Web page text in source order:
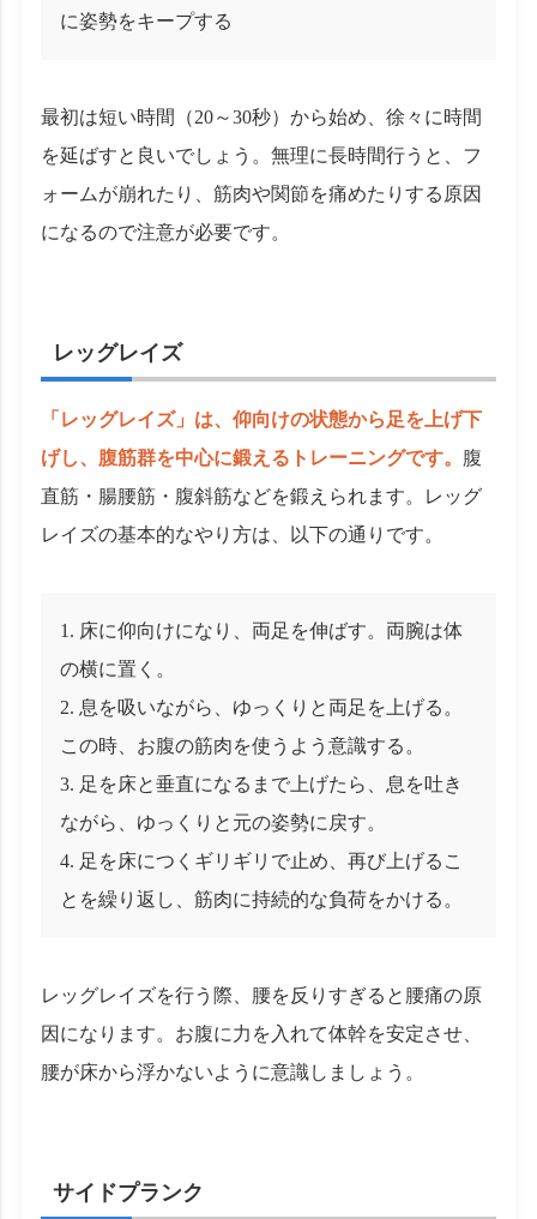
に姿勢をキープする
最初は短い時間（20～30秒）から始め、徐々に時間
を延ばすと良いでしょう。無理に長時間行うと、フ
ォームが崩れたり、筋肉や関節を痛めたりする原因
になるので注意が必要です。
レッグレイズ
「レッグレイズ」は、仰向けの状態から足を上げ下
げし、腹筋群を中心に鍛えるトレーニングです。 腹
直筋・腸腰筋・腹斜筋などを鍛えられます。レッグ
レイズの基本的なやり方は、以下の通りです。
床に仰向けになり、両足を伸ばす。両腕は体
の横に置く。
息を吸いながら、ゆっくりと両足を上げる。
この時、お腹の筋肉を使うよう意識する。
足を床と垂直になるまで上げたら、息を吐き
ながら、ゆっくりと元の姿勢に戻す。
足を床につくギリギリで止め、再び上げるこ
とを繰り返し、筋肉に持続的な負荷をかける。
レッグレイズを行う際、腰を反りすぎると腰痛の原
因になります。お腹に力を入れて体幹を安定させ、
腰が床から浮かないように意識しましょう。
サイドプランク